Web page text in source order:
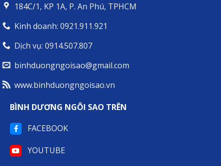
HÀNH
184C/1, KP 1A, P. An Phú, TPHCM
Kinh doanh: 0921.911.921
Dịch vụ: 0914.507.807
binhduongngoisao@gmail.com
www.binhduongngoisao.vn
BÌNH DƯƠNG NGÔI SAO TRÊN
FACEBOOK
YOUTUBE